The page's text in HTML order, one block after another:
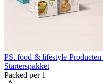
PS. food & lifestyle Producten
Starterspakket
Packed per 1